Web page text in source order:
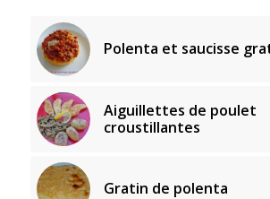
Polenta et saucisse
Aiguillettes de poulet
croustillantes
Gratin de polenta